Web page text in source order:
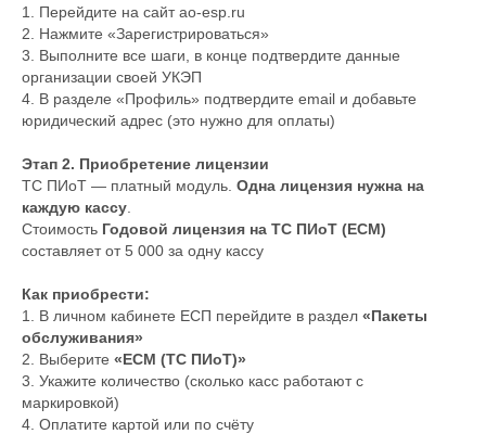
1. Перейдите на сайт ao-esp.ru
2. Нажмите «Зарегистрироваться»
3. Выполните все шаги, в конце подтвердите данные
организации своей УКЭП
4. В разделе «Профиль» подтвердите email и добавьте
юридический адрес (это нужно для оплаты)
Этап 2. Приобретение лицензии
ТС ПИоТ — платный модуль. Одна лицензия нужна на
каждую кассу
Стоимость Годовой лицензия на ТС ПИоТ (ЕСМ)
составляет от 5 000 за одну кассу
Как приобрести:
1. В личном кабинете ЕСП перейдите в раздел «Пакеты
обслуживания»
2. Выберите «ЕСМ (ТС ПИоТ)»
3. Укажите количество (сколько касс работают с
маркировкой)
4. Оплатите картой или по счёту